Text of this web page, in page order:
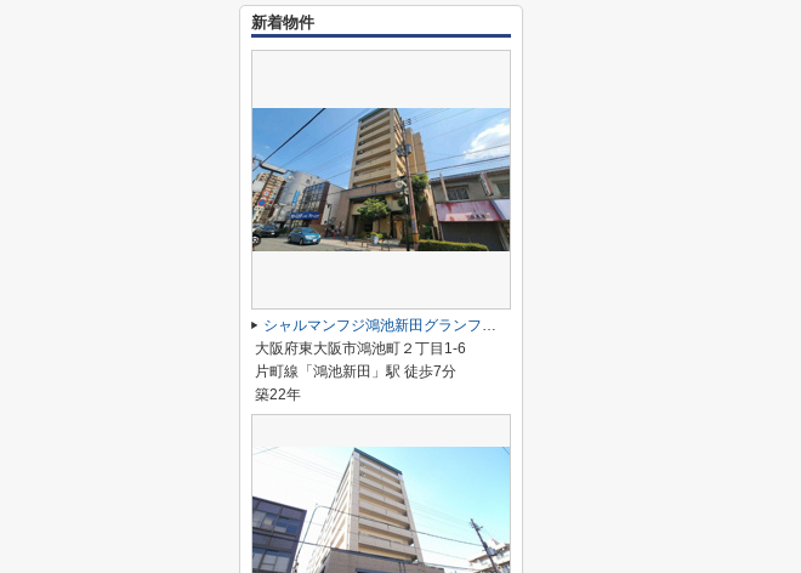
新着物件
シャルマンフジ鴻池新田グランフォーラム
大阪府東大阪市鴻池町２丁目1-6
片町線「鴻池新田」駅 徒歩7分
築22年